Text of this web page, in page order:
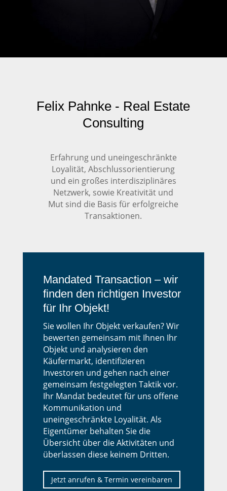
Felix Pahnke - Real Estate
Consulting
Erfahrung und uneingeschränkte
Loyalität, Abschlussorientierung
und ein großes interdisziplinäres
Netzwerk, sowie Kreativität und
Mut sind die Basis für erfolgreiche
Transaktionen.
Mandated Transaction – wir
finden den richtigen Investor
für Ihr Objekt!
Sie wollen Ihr Objekt verkaufen? Wir
bewerten gemeinsam mit Ihnen Ihr
Objekt und analysieren den
Käufermarkt, identifizieren
Investoren und gehen nach einer
gemeinsam festgelegten Taktik vor.
Ihr Mandat bedeutet für uns offene
Kommunikation und
uneingeschränkte Loyalität. Als
Eigentümer behalten Sie die
Übersicht über die Aktivitäten und
überlassen diese keinem Dritten.
Jetzt anrufen & Termin vereinbaren